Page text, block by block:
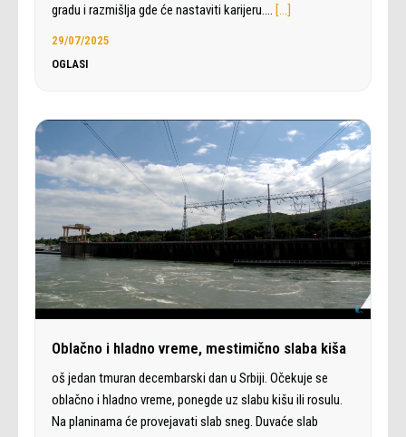
gradu i razmišlja gde će nastaviti karijeru.… […]
29/07/2025
OGLASI
Oblačno i hladno vreme, mestimično slaba kiša
oš jedan tmuran decembarski dan u Srbiji. Očekuje se
oblačno i hladno vreme, ponegde uz slabu kišu ili rosulu.
Na planinama će provejavati slab sneg. Duvaće slab